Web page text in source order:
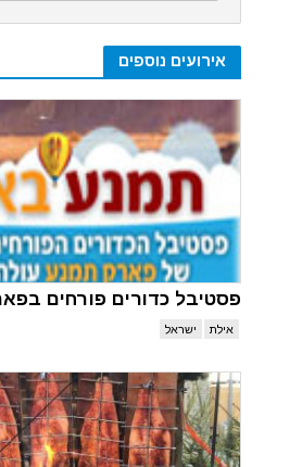
אירועים נוספים
פסטיבל כדורים פורחים
אילת ישראל